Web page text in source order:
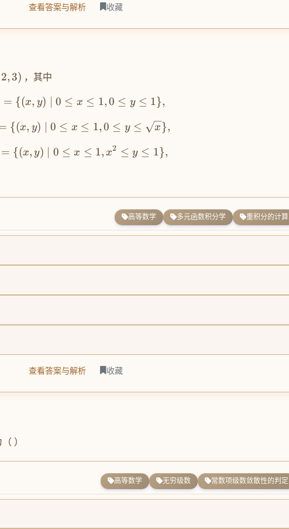
查看答案与解析 收藏
2,3) ，其中
= {(x, y) 0 ≤ x ≤ 1,0 ≤ y ≤ 1},
{(x, y) 0 ≤ x ≤ 1,0 ≤ y ≤ x},
= {(x, y) 0 ≤ x ≤ 1, x2 ≤ y ≤ 1},
高等数学 多元函数积分学 重积分的计算
查看答案与解析 收藏
）
高等数学 无穷级数 常数项级数敛散性的判定